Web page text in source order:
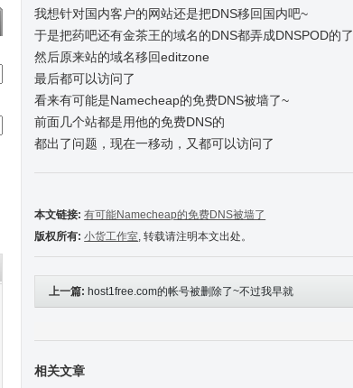
我想针对国内客户的网站还是把DNS移回国内吧~
于是把药吧还有金茶王的域名的DNS都弄成DNSPOD的了
然后原来站的域名移回editzone
最后都可以访问了
看来有可能是Namecheap的免费DNS被墙了~
前面几个站都是用他的免费DNS的
都出了问题，现在一移动，又都可以访问了
本文链接: 有可能Namecheap的免费DNS被墙了
版权所有: 小货工作室, 转载请注明本文出处。
上一篇: host1free.com的帐号被删除了~不过我早就
相关文章